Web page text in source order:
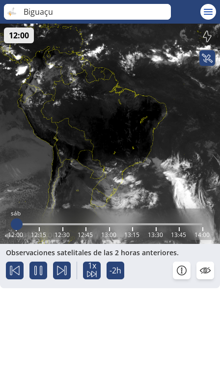
Biguaçu
sáb
12:00 12:15 12:30 12:45 13:00 13:15 13:30 13:45 14:00
12:00
Observaciones satelitales de las 2 horas anteriores.
1x -2h